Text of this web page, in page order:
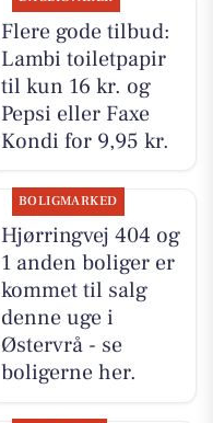
Flere gode tilbud:
Lambi toiletpapir
til kun 16 kr. og
Pepsi eller Faxe
Kondi for 9,95 kr.
BOLIGMARKED
Hjørringvej 404 og
1 anden boliger er
kommet til salg
denne uge i
Østervrå - se
boligerne her.